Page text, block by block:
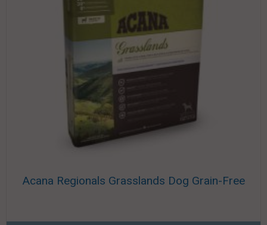
Acana Regionals Grasslands Dog Grain-Free